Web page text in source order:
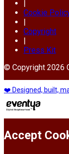
Cookie
Copyright
Press Kit
© Copyright 2026
❤️ Designed, built,
Accept